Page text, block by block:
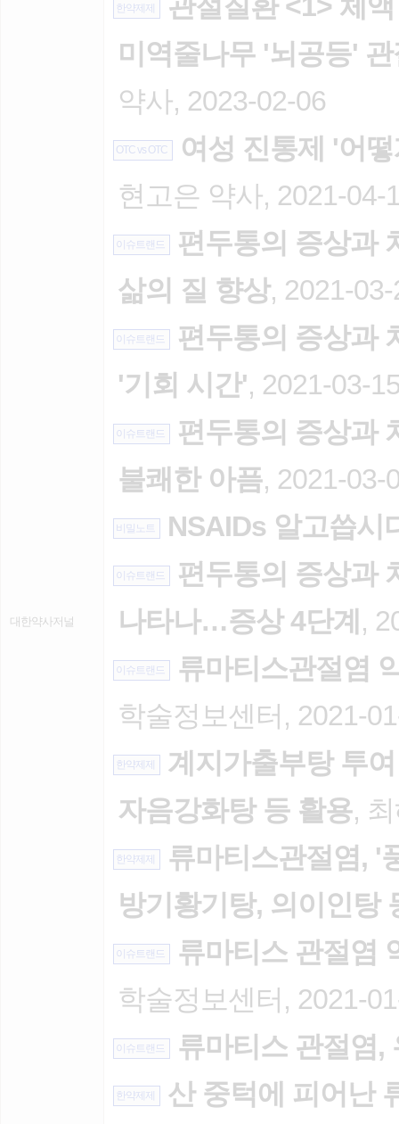
대한약사저널
한약제제
미역줄나무 '뇌공등'
약사, 2023-02-06
OTC vs OTC
여성 진통제 '어
현고은 약사, 2021-04-
이슈트랜드
편두통의 증상과
삶의 질 향상, 2021-
이슈트랜드
편두통의 증상과
'기회 시간', 2021-03-
이슈트랜드
편두통의 증상과
불쾌한 아픔, 2021-03-
비밀노트 NSAIDs 알고씁시
이슈트랜드
편두통의 증상과
나타나…증상 4단계 ,
이슈트랜드
류마티스관절염
학술정보센터, 2021-
한약제제
계지가출부탕 투
자음강화탕 등 활용,
한약제제
류마티스관절염, '
방기황기탕, 의이인탕
이슈트랜드
류마티스 관절염
학술정보센터, 2021-
이슈트랜드 류마티스 관절염,
한약제제
산 중턱에 피어난